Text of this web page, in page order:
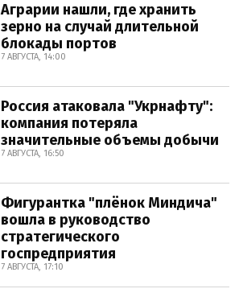
Аграрии нашли, где хранить
зерно на случай длительной
блокады портов
7 АВГУСТА, 14:00
Россия атаковала "Укрнафту":
компания потеряла
значительные объемы добычи
7 АВГУСТА, 16:50
Фигурантка "плёнок Миндича"
вошла в руководство
стратегического
госпредприятия
7 АВГУСТА, 17:10